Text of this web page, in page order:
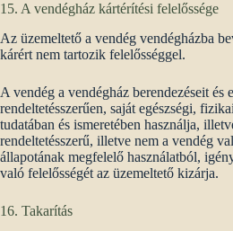
15. A vendégház kártérítési felelőssége
Az üzemeltető a vendég vendégházba
kárért nem tartozik felelősséggel.
A vendég a vendégház berendezéseit és
rendeltetésszerűen, saját egészségi,
tudatában és ismeretében használja,
rendeltetésszerű, illetve nem a vendég
állapotának megfelelő használatból,
való felelősségét az üzemeltető kizárja.
16. Takarítás